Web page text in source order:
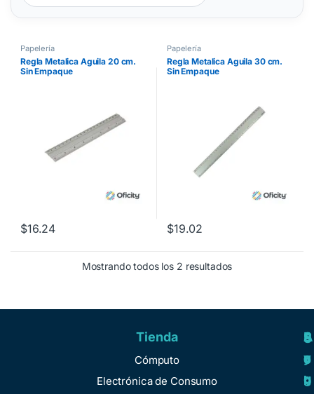
Papelería
Regla Metalica Aguila 20 cm.
Sin Empaque
$16.24
Papelería
Regla Metalica Aguila 30 cm.
Sin Empaque
$19.02
Mostrando todos los 2 resultados
Tienda
Cómputo
Electrónica de Consumo
A
y
u
S
o
b
R
e
g
S
e
r